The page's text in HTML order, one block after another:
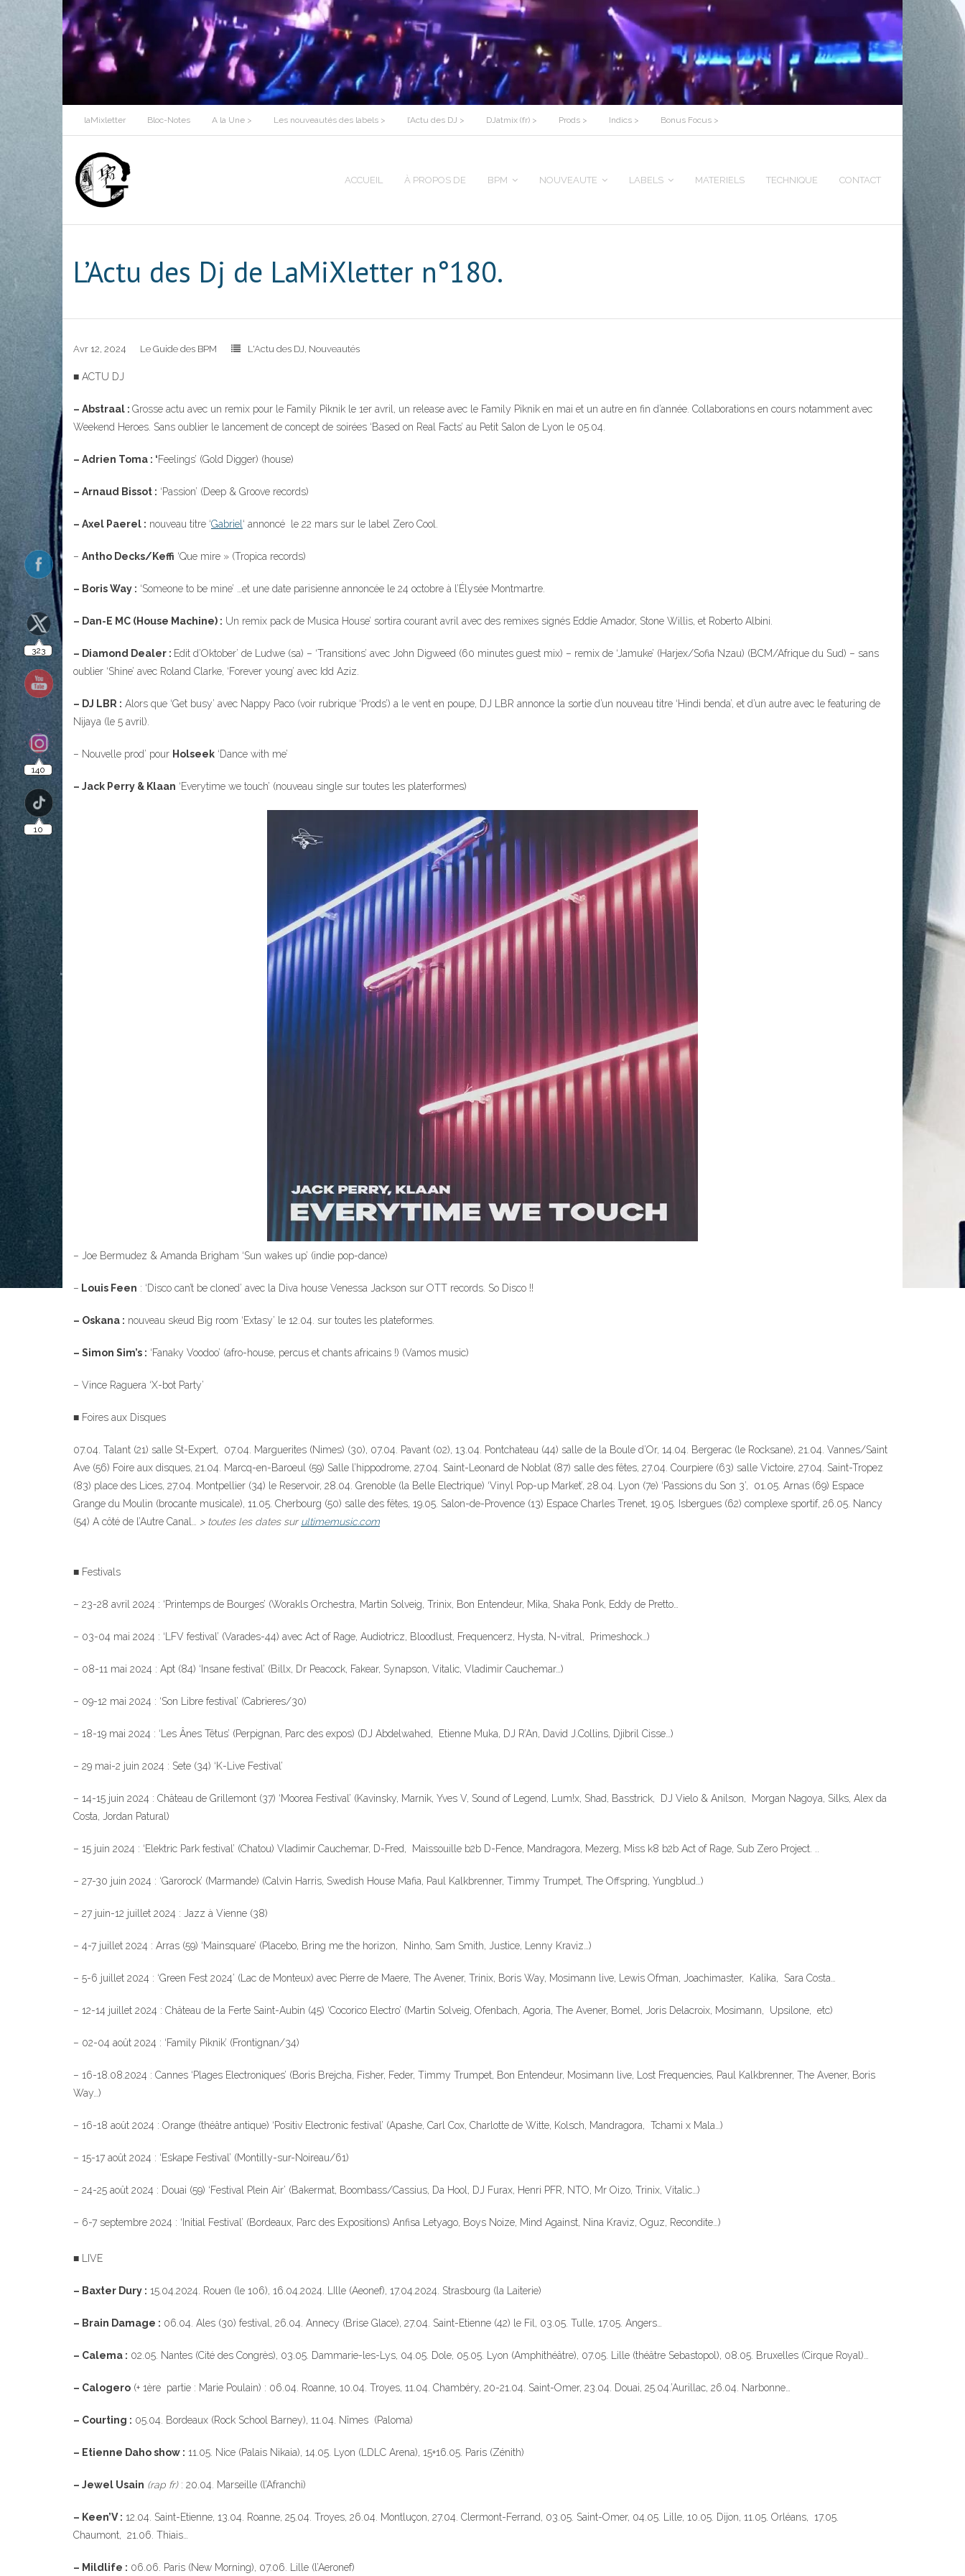
Skip
to
content
laMixletter Bloc-Notes A la Une > Les nouveautés des labels > l’Actu des DJ > DJatmix (fr) > Prods > Indics > Bonus Focus >
ACCUEIL À PROPOS DE BPM NOUVEAUTE LABELS MATERIELS TECHNIQUE CONTACT
L’Actu des Dj de LaMiXletter n°180.
Avr 12, 2024 Le Guide des BPM L'Actu des DJ, Nouveautés
■ ACTU DJ
– Abstraal : Grosse actu avec un remix pour le Family Piknik le 1er avril, un release avec le Family Piknik en mai et un autre en fin d’année. Collaborations en cours notamment avec
Weekend Heroes. Sans oublier le lancement de concept de soirées ‘Based on Real Facts’ au Petit Salon de Lyon le 05.04.
– Adrien Toma : ‘Feelings’ (Gold Digger) (house)
– Arnaud Bissot : ‘Passion’ (Deep & Groove records)
– Axel Paerel : nouveau titre ‘Gabriel‘ annoncé le 22 mars sur le label Zero Cool.
– Antho Decks/Keffi ‘Que mire » (Tropica records)
– Boris Way : ‘Someone to be mine’ …et une date parisienne annoncée le 24 octobre à l’Élysée Montmartre.
– Dan-E MC (House Machine) : Un remix pack de Musica House’ sortira courant avril avec des remixes signés Eddie Amador, Stone Willis, et Roberto Albini.
– Diamond Dealer : Edit d’Oktober’ de Ludwe (sa) – ‘Transitions’ avec John Digweed (60 minutes guest mix) – remix de ‘Jamuke’ (Harjex/Sofia Nzau) (BCM/Afrique du Sud) – sans
oublier ‘Shine’ avec Roland Clarke, ‘Forever young’ avec Idd Aziz.
– DJ LBR : Alors que ‘Get busy’ avec Nappy Paco (voir rubrique ‘Prods’) a le vent en poupe, DJ LBR annonce la sortie d’un nouveau titre ‘Hindi benda’, et d’un autre avec le featuring de
Nijaya (le 5 avril).
– Nouvelle prod’ pour Holseek ‘Dance with me’
– Jack Perry & Klaan ‘Everytime we touch’ (nouveau single sur toutes les platerformes)
– Joe Bermudez & Amanda Brigham ‘Sun wakes up’ (indie pop-dance)
– Louis Feen : ‘Disco can’t be cloned’ avec la Diva house Venessa Jackson sur OTT records. So Disco !!
– Oskana : nouveau skeud Big room ‘Extasy’ le 12.04. sur toutes les plateformes.
– Simon Sim’s : ‘Fanaky Voodoo’ (afro-house, percus et chants africains !) (Vamos music)
– Vince Raguera ‘X-bot Party’
■ Foires aux Disques
07.04. Talant (21) salle St-Expert, 07.04. Marguerites (Nimes) (30), 07.04. Pavant (02), 13.04. Pontchateau (44) salle de la Boule d’Or, 14.04. Bergerac (le Rocksane), 21.04. Vannes/Saint
Ave (56) Foire aux disques, 21.04. Marcq-en-Baroeul (59) Salle l’hippodrome, 27.04. Saint-Leonard de Noblat (87) salle des fêtes, 27.04. Courpiere (63) salle Victoire, 27.04. Saint-Tropez
(83) place des Lices, 27.04. Montpellier (34) le Reservoir, 28.04. Grenoble (la Belle Electrique) ‘Vinyl Pop-up Market’, 28.04. Lyon (7e) ‘Passions du Son 3’, 01.05. Arnas (69) Espace
Grange du Moulin (brocante musicale), 11.05. Cherbourg (50) salle des fêtes, 19.05. Salon-de-Provence (13) Espace Charles Trenet, 19.05. Isbergues (62) complexe sportif, 26.05. Nancy
(54) A côté de l’Autre Canal… > toutes les dates sur ultimemusic.com
■ Festivals
– 23-28 avril 2024 : ‘Printemps de Bourges’ (Worakls Orchestra, Martin Solveig, Trinix, Bon Entendeur, Mika, Shaka Ponk, Eddy de Pretto…
– 03-04 mai 2024 : ‘LFV festival’ (Varades-44) avec Act of Rage, Audiotricz, Bloodlust, Frequencerz, Hysta, N-vitral, Primeshock…)
– 08-11 mai 2024 : Apt (84) ‘Insane festival’ (Billx, Dr Peacock, Fakear, Synapson, Vitalic, Vladimir Cauchemar…)
– 09-12 mai 2024 : ‘Son Libre festival’ (Cabrieres/30)
– 18-19 mai 2024 : ‘Les Ânes Têtus’ (Perpignan, Parc des expos) (DJ Abdelwahed, Etienne Muka, DJ R’An, David J.Collins, Djibril Cisse…)
– 29 mai-2 juin 2024 : Sete (34) ‘K-Live Festival’
– 14-15 juin 2024 : Château de Grillemont (37) ‘Moorea Festival’ (Kavinsky, Marnik, Yves V, Sound of Legend, Lum!x, Shad, Basstrick, DJ Vielo & Anilson, Morgan Nagoya, Silks, Alex da
Costa, Jordan Patural)
– 15 juin 2024 : ‘Elektric Park festival’ (Chatou) Vladimir Cauchemar, D-Fred, Maissouille b2b D-Fence, Mandragora, Mezerg, Miss k8 b2b Act of Rage, Sub Zero Project. ..
– 27-30 juin 2024 : ‘Garorock’ (Marmande) (Calvin Harris, Swedish House Mafia, Paul Kalkbrenner, Timmy Trumpet, The Offspring, Yungblud…)
– 27 juin-12 juillet 2024 : Jazz à Vienne (38)
– 4-7 juillet 2024 : Arras (59) ‘Mainsquare’ (Placebo, Bring me the horizon, Ninho, Sam Smith, Justice, Lenny Kraviz…)
– 5-6 juillet 2024 : ‘Green Fest 2024’ (Lac de Monteux) avec Pierre de Maere, The Avener, Trinix, Boris Way, Mosimann live, Lewis Ofman, Joachimaster, Kalika, Sara Costa…
– 12-14 juillet 2024 : Château de la Ferte Saint-Aubin (45) ‘Cocorico Electro’ (Martin Solveig, Ofenbach, Agoria, The Avener, Bomel, Joris Delacroix, Mosimann, Upsilone, etc)
– 02-04 août 2024 : ‘Family Piknik’ (Frontignan/34)
– 16-18.08.2024 : Cannes ‘Plages Electroniques’ (Boris Brejcha, Fisher, Feder, Timmy Trumpet, Bon Entendeur, Mosimann live, Lost Frequencies, Paul Kalkbrenner, The Avener, Boris
Way…)
– 16-18 août 2024 : Orange (théâtre antique) ‘Positiv Electronic festival’ (Apashe, Carl Cox, Charlotte de Witte, Kolsch, Mandragora, Tchami x Mala…)
– 15-17 août 2024 : ‘Eskape Festival’ (Montilly-sur-Noireau/61)
– 24-25 août 2024 : Douai (59) ‘Festival Plein Air’ (Bakermat, Boombass/Cassius, Da Hool, DJ Furax, Henri PFR, NTO, Mr Oizo, Trinix, Vitalic…)
– 6-7 septembre 2024 : ‘Initial Festival’ (Bordeaux, Parc des Expositions) Anfisa Letyago, Boys Noize, Mind Against, Nina Kraviz, Oguz, Recondite…)
■ LIVE
– Baxter Dury : 15.04.2024. Rouen (le 106), 16.04.2024. LIlle (Aeonef), 17.04.2024. Strasbourg (la Laiterie)
– Brain Damage : 06.04. Ales (30) festival, 26.04. Annecy (Brise Glace), 27.04. Saint-Etienne (42) le Fil, 03.05. Tulle, 17.05. Angers…
– Calema : 02.05. Nantes (Cité des Congrès), 03.05. Dammarie-les-Lys, 04.05. Dole, 05.05. Lyon (Amphithéâtre), 07.05. Lille (théâtre Sebastopol), 08.05. Bruxelles (Cirque Royal)…
– Calogero (+ 1ère partie : Marie Poulain) : 06.04. Roanne, 10.04. Troyes, 11.04. Chambéry, 20-21.04. Saint-Omer, 23.04. Douai, 25.04.’Aurillac, 26.04. Narbonne…
– Courting : 05.04. Bordeaux (Rock School Barney), 11.04. Nîmes (Paloma)
– Etienne Daho show : 11.05. Nice (Palais Nikaia), 14.05. Lyon (LDLC Arena), 15+16.05. Paris (Zénith)
– Jewel Usain (rap fr): 20.04. Marseille (l’Afranchi)
– Keen’V : 12.04. Saint-Etienne, 13.04. Roanne, 25.04. Troyes, 26.04. Montluçon, 27.04. Clermont-Ferrand, 03.05. Saint-Omer, 04.05. Lille, 10.05. Dijon, 11.05. Orléans, 17.05.
Chaumont, 21.06. Thiais…
– Mildlife : 06.06. Paris (New Morning), 07.06. Lille (l’Aeronef)